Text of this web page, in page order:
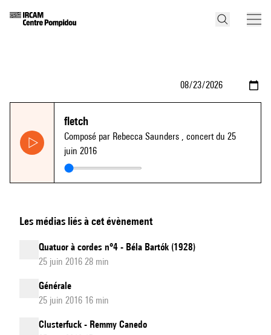
fletch
Composé par Rebecca Saunders , concert du 25
juin 2016
Les médias liés à cet évènement
Quatuor à cordes n°4 - Béla Bartók (1928)
25 juin 2016 28 min
Générale
25 juin 2016 16 min
Clusterfuck - Remmy Canedo